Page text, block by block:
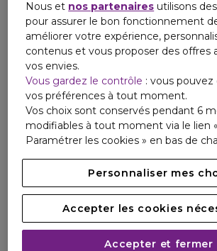
Nous et nos partenaires utilisons
pour assurer le bon fonctionnement
améliorer votre expérience,
contenus et vous proposer des offres
vos envies.
Vous gardez le contrôle : vous
vos préférences à tout moment.
Vos choix sont conservés pendant 6
modifiables à tout moment via le lien «
Paramétrer les cookies » en bas de
Personnaliser mes
Accepter les cookies
Accepter et fermer